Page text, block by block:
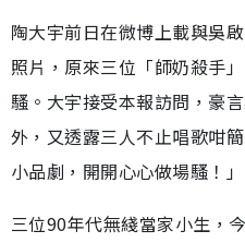
陶大宇前日在微博上載與吳
照片，原來三位「師奶殺手
騷。大宇接受本報訪問，豪
外，又透露三人不止唱歌咁
小品劇，開開心心做場騷！」
三位90年代無綫當家小生，